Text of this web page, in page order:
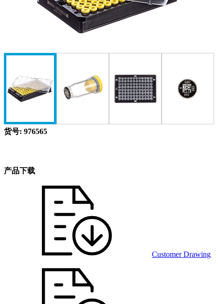
货号: 976565
产品下载
Customer Drawing